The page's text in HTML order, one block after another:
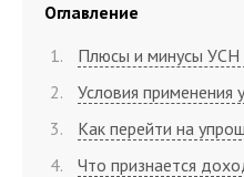
Оглавление
Плюсы и минусы
Условия применения
Как перейти на
Что признается